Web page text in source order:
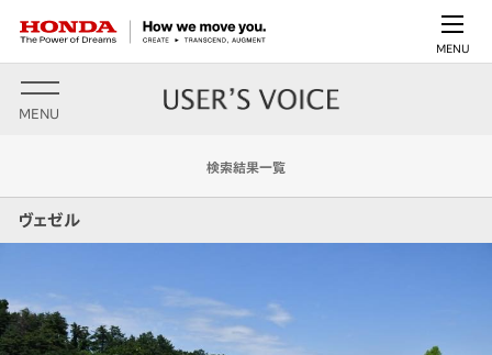
MENU
MENU
検索結果一覧
ヴェゼル